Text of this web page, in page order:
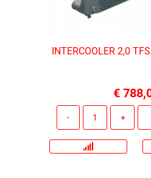
INTERCOOLER 2,0
€